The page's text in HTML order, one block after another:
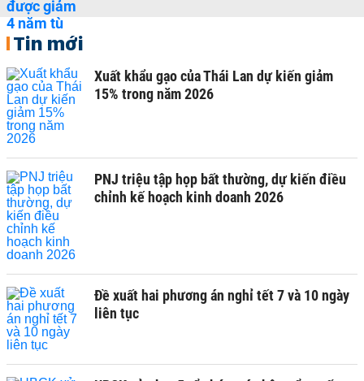
Tin mới
Xuất khẩu gạo của Thái Lan dự kiến giảm
15% trong năm 2026
PNJ triệu tập họp bất thường, dự kiến điều
chỉnh kế hoạch kinh doanh 2026
Đề xuất hai phương án nghỉ tết 7 và 10 ngày
liên tục